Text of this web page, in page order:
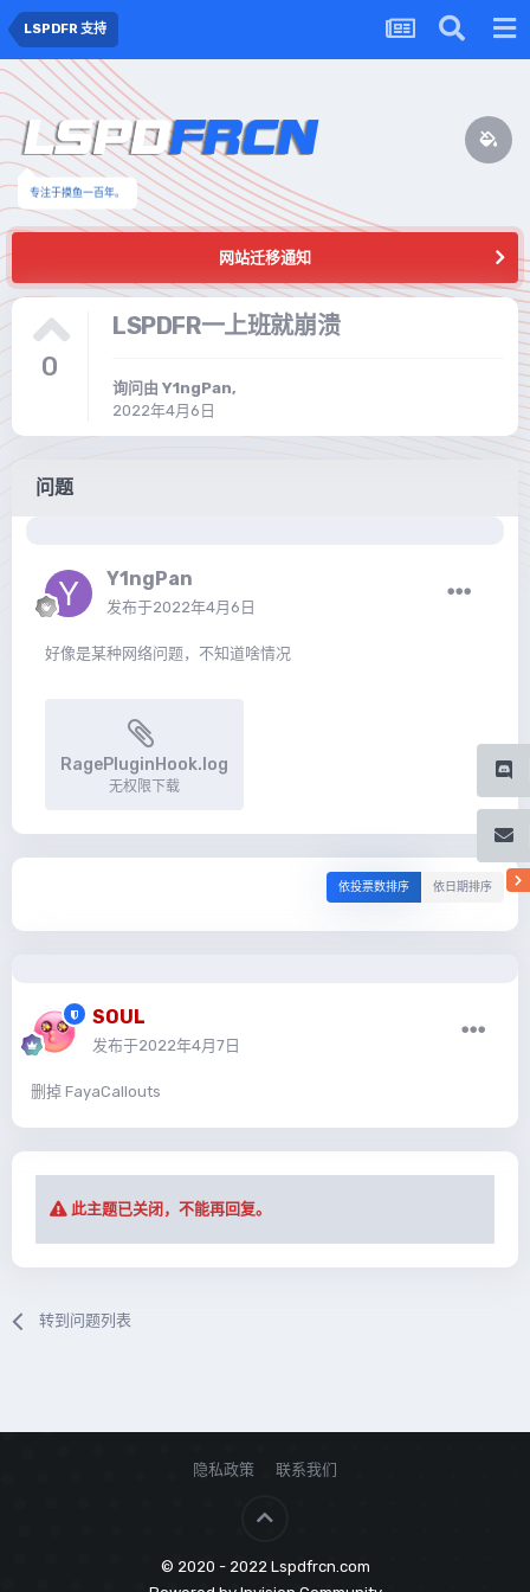
LSPDFR 支持
专注于摸鱼一百年。
网站迁移通知
0
LSPDFR一上班就崩溃
询问由 Y1ngPan,
2022年4月6日
问题
Y1ngPan
发布于2022年4月6日
好像是某种网络问题，不知道啥情况
RagePluginHook.log
无权限下载
依投票数排序 依日期排序
SOUL
发布于2022年4月7日
删掉 FayaCallouts
此主题已关闭，不能再回复。
转到问题列表
隐私政策 联系我们
© 2020 - 2022 Lspdfrcn.com